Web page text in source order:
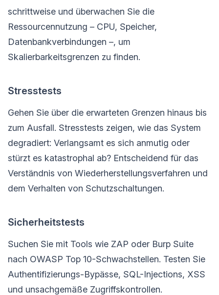
schrittweise und überwachen Sie die
Ressourcennutzung – CPU, Speicher,
Datenbankverbindungen –, um
Skalierbarkeitsgrenzen zu finden.
Stresstests
Gehen Sie über die erwarteten Grenzen hinaus bis
zum Ausfall. Stresstests zeigen, wie das System
degradiert: Verlangsamt es sich anmutig oder
stürzt es katastrophal ab? Entscheidend für das
Verständnis von Wiederherstellungsverfahren und
dem Verhalten von Schutzschaltungen.
Sicherheitstests
Suchen Sie mit Tools wie ZAP oder Burp Suite
nach OWASP Top 10-Schwachstellen. Testen Sie
Authentifizierungs-Bypässe, SQL-Injections, XSS
und unsachgemäße Zugriffskontrollen.